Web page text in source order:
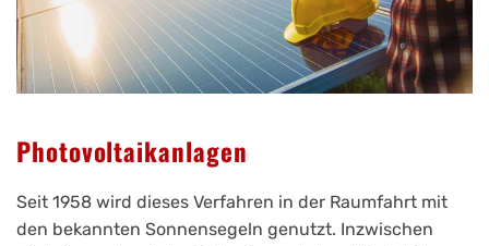
Photovoltaikanlagen
Seit 1958 wird dieses Verfahren in der Raumfahrt mit
den bekannten Sonnensegeln genutzt. Inzwischen